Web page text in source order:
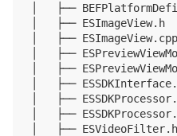
│   ├──
│   ├──
│   ├── ESImageView.cpp
│   ├──
│   ├──
│   ├──
│   ├──
│   ├──
│   ├──